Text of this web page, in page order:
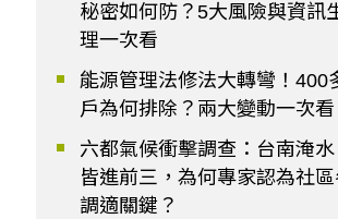
秘密如何防？5大風險與資訊
理一次看
能源管理法修法大轉彎！400
戶為何排除？兩大變動一次看
六都氣候衝擊調查：台南淹
皆進前三，為何專家認為社
調適關鍵？